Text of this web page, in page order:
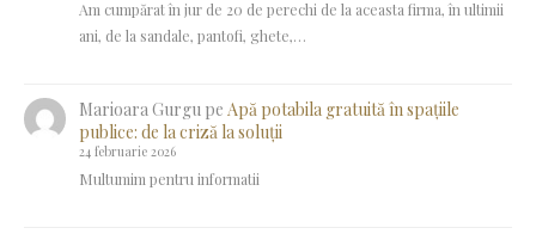
Am cumpărat în jur de 20 de perechi de la aceasta firma, în ultimii
ani, de la sandale, pantofi, ghete,…
Marioara Gurgupe Apă potabila gratuită în spațiile
publice: de la criză la soluții
24 februarie 2026
Multumim pentru informatii